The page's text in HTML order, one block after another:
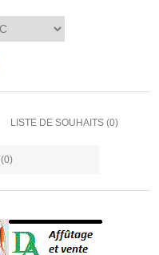
LISTE DE SOUHAITS (0)
(0)